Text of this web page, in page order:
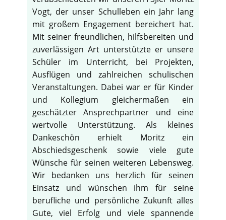
Vogt, der unser Schulleben ein Jahr lang
mit großem Engagement bereichert hat.
Mit seiner freundlichen, hilfsbereiten und
zuverlässigen Art unterstützte er unsere
Schüler im Unterricht, bei Projekten,
Ausflügen und zahlreichen schulischen
Veranstaltungen. Dabei war er für Kinder
und Kollegium gleichermaßen ein
geschätzter Ansprechpartner und eine
wertvolle Unterstützung. Als kleines
Dankeschön erhielt Moritz ein
Abschiedsgeschenk sowie viele gute
Wünsche für seinen weiteren Lebensweg.
Wir bedanken uns herzlich für seinen
Einsatz und wünschen ihm für seine
berufliche und persönliche Zukunft alles
Gute, viel Erfolg und viele spannende